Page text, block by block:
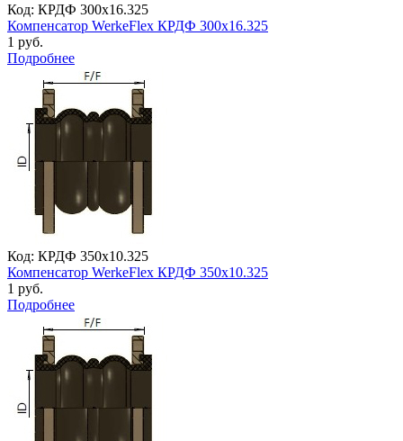
Код: КРДФ 300х16.325
Компенсатор WerkeFlex КРДФ 300х16.325
1 руб.
Подробнее
Код: КРДФ 350х10.325
Компенсатор WerkeFlex КРДФ 350х10.325
1 руб.
Подробнее